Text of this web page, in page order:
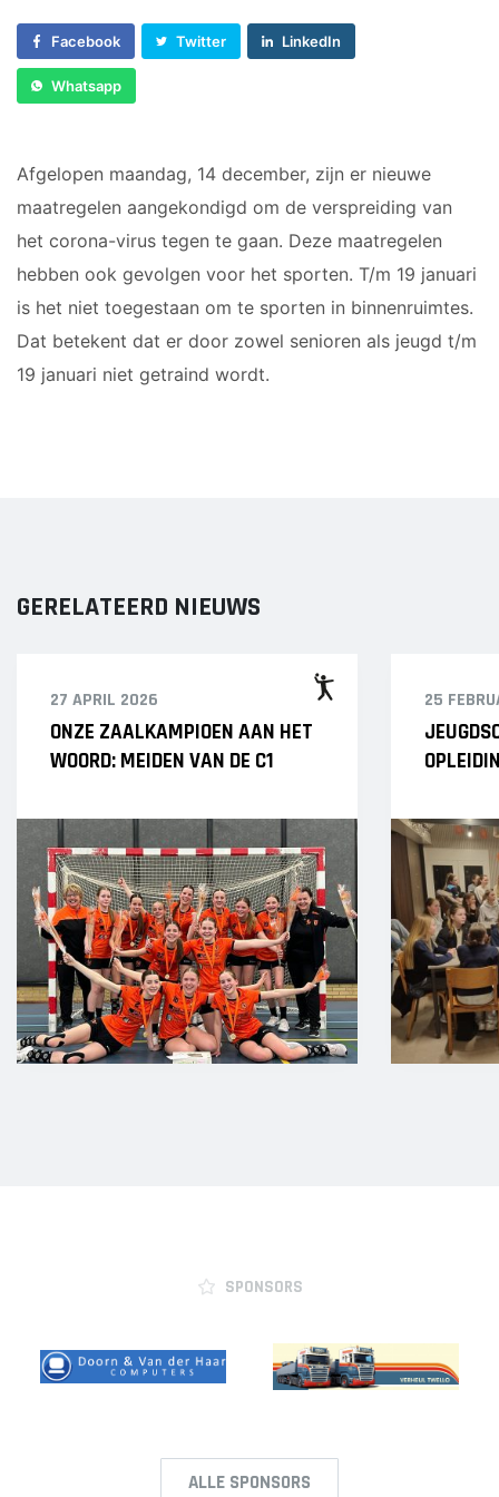
C1
C2
E2
E3
F1
F2
RECREANTEN
Dames Midweek 1
Lid worden
Facebook Twitter LinkedIn
Whatsapp
Afgelopen maandag, 14 december, zijn er nieuwe
maatregelen aangekondigd om de verspreiding van
het corona-virus tegen te gaan. Deze maatregelen
hebben ook gevolgen voor het sporten. T/m 19 januari
is het niet toegestaan om te sporten in binnenruimtes.
Dat betekent dat er door zowel senioren als jeugd t/m
19 januari niet getraind wordt.
GERELATEERD NIEUWS
27 APRIL 2026
ONZE ZAALKAMPIOEN AAN HET
WOORD: MEIDEN VAN DE C1
25
SPONSORS
ALLE SPONSORS